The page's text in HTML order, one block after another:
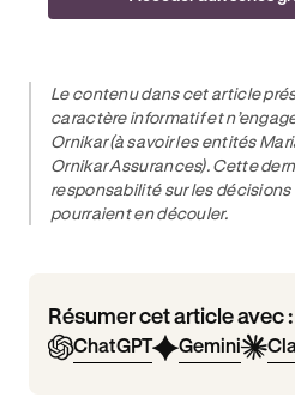
Le contenu dans cet article
caractère informatif et
Ornikar (à savoir les entités
Ornikar Assurances). Cette
responsabilité sur les
pourraient en découler.
Résumer cet article avec :
ChatGPT Gemini